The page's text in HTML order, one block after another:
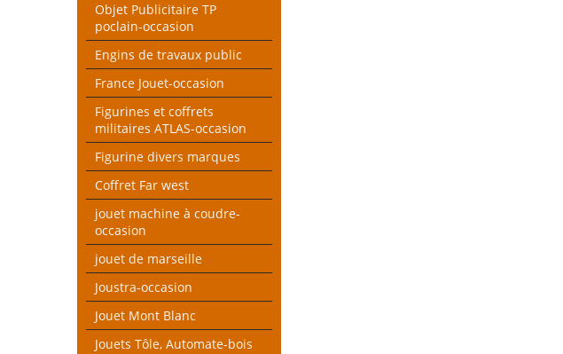
Objet Publicitaire TP
poclain-occasion
Engins de travaux public
France Jouet-occasion
Figurines et coffrets
militaires ATLAS-occasion
Figurine divers marques
Coffret Far west
jouet machine à coudre-
occasion
jouet de marseille
Joustra-occasion
Jouet Mont Blanc
Jouets Tôle, Automate-bois